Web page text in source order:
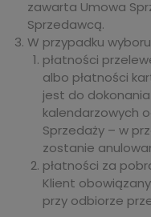
zawarta Umowa
Sprzedawcą.
W przypadku
płatności
albo płatności
jest do
kalendarzowych
Sprzedaży – w
zostanie
płatności za
Klient
przy odbiorze